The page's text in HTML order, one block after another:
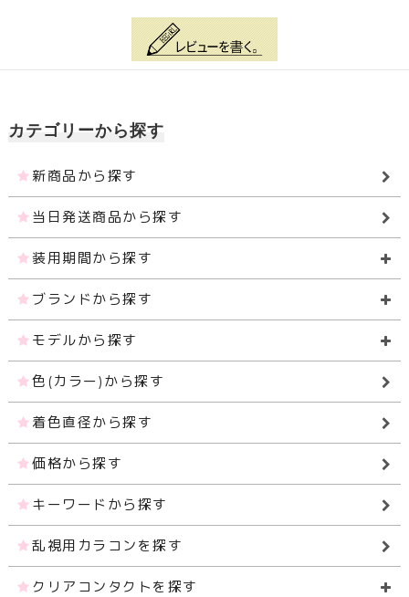
カテゴリーから探す
新商品から探す
当日発送商品から探す
装用期間から探す
ブランドから探す
モデルから探す
色(カラー)から探す
着色直径から探す
価格から探す
キーワードから探す
乱視用カラコンを探す
クリアコンタクトを探す